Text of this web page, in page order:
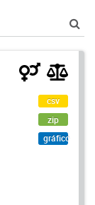
csv
zip
gráfico